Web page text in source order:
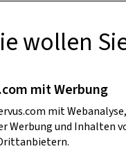
wollen
mit Werbung
mit Webanalyse,
Werbung und Inhalten